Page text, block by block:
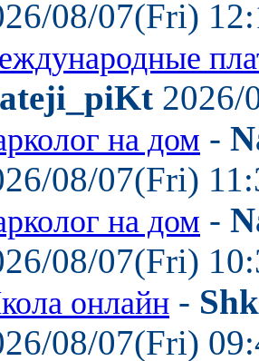
08/07(Fri)
2026/
на дом -
08/07(Fri)
на дом -
08/07(Fri)
онлайн -
08/07(Fri)